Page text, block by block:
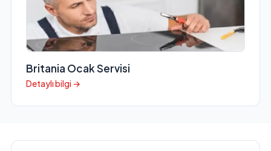
Britania Ocak Servisi
Detaylı bilgi →